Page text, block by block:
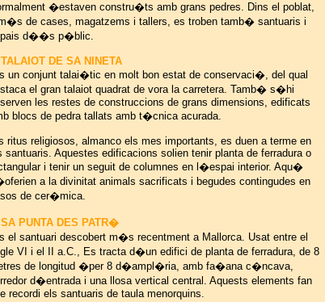
�estaven constru�ts amb grans pedres. Dins el poblat,
de cases, magatzems i tallers, es troben tamb� santuaris i
d��s p�blic.
DE SA NINETA
un conjunt talai�tic en molt bon estat de conservaci�, del qual
el gran talaiot quadrat de vora la carretera. Tamb� s�hi
les restes de construccions de grans dimensions, edificats
blocs de pedra tallats amb t�cnica acurada.
ritus religiosos, almanco els mes importants, es duen a terme en
santuaris. Aquestes edificacions solien tenir planta de ferradura o
i tenir un seguit de columnes en l�espai interior. Aqu�
a la divinitat animals sacrificats i begudes contingudes en
de cer�mica.
PUNTA DES PATR�
el santuari descobert m�s recentment a Mallorca. Usat entre el
VI i el II a.C., Es tracta d�un edifici de planta de ferradura, de 8
de longitud �per 8 d�ampl�ria, amb fa�ana c�ncava,
d�entrada i una llosa vertical central. Aquests elements fan
recordi els santuaris de taula menorquins.